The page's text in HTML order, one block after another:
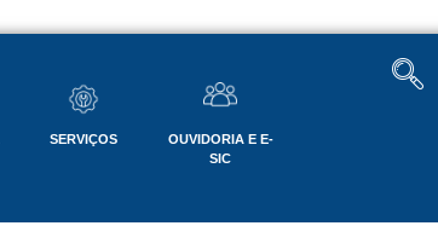
SERVIÇOS
OUVIDORIA E E-
SIC